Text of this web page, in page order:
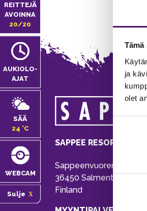
ja
olet
REITTEJÄ
AVOINNA
20/20
AUKIOLO­
AJAT
SÄÄ
24 °C
WEBCAM
Sulje
SAPPEE RESORT
Sappeenvuorentie 200
36450 Salmentaka,
Finland